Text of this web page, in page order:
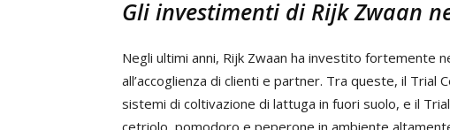
Gli investimenti di Rijk Zwaan
Negli ultimi anni, Rijk Zwaan ha investito fortemente
all’accoglienza di clienti e partner. Tra queste, il
sistemi di coltivazione di lattuga in fuori suolo, e il